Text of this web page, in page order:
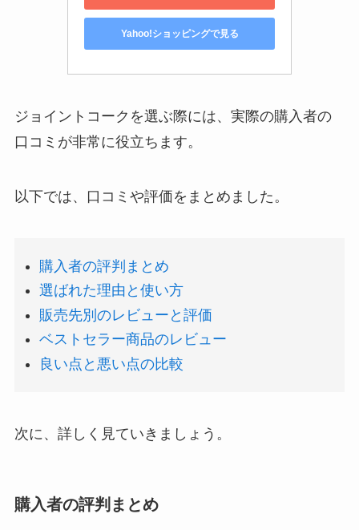
Yahoo!ショッピングで見る
ジョイントコークを選ぶ際には、実際の購入者の
口コミが非常に役立ちます。
以下では、口コミや評価をまとめました。
購入者の評判まとめ
選ばれた理由と使い方
販売先別のレビューと評価
ベストセラー商品のレビュー
良い点と悪い点の比較
次に、詳しく見ていきましょう。
購入者の評判まとめ